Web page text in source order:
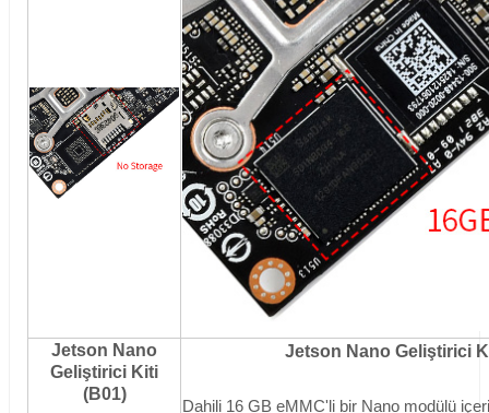
Jetson Nano
Geliştirici Kiti
(B01)
Jetson Nano Geliştirici
Dahili 16 GB eMMC'li bir Nano modülü